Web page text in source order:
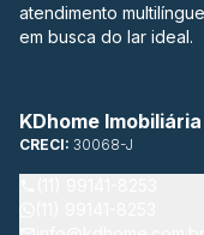
atendimento
em busca do lar ideal.
KDhome Imobiliária
CRECI: 30068-J